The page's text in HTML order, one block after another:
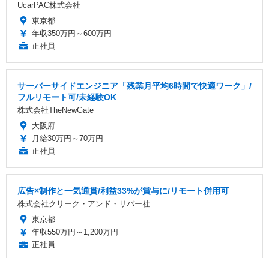
UcarPAC株式会社
東京都
年収350万円～600万円
正社員
サーバーサイドエンジニア「残業月平均6時間で快適ワーク」/
フルリモート可/未経験OK
株式会社TheNewGate
大阪府
月給30万円～70万円
正社員
広告×制作と一気通貫/利益33%が賞与に/リモート併用可
株式会社クリーク・アンド・リバー社
東京都
年収550万円～1,200万円
正社員